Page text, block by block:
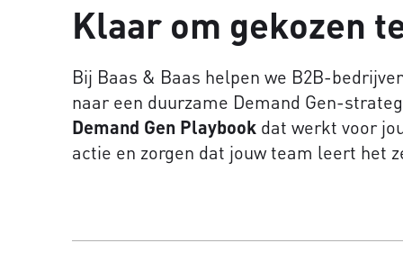
Klaar om gekozen
Bij Baas & Baas helpen we B2B-
naar een duurzame Demand Gen-
Demand Gen Playbook dat werkt voor
actie en zorgen dat jouw team leert het